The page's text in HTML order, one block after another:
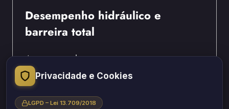
Desempenho hidráulico e
barreira total
As geomembranas atuam como uma
barreira praticamente impermeável,
impedindo a passagem de água entre o
solo e a estrutura do muro de arrimo.
Privacidade e Cookies
LGPD – Lei 13.709/2018